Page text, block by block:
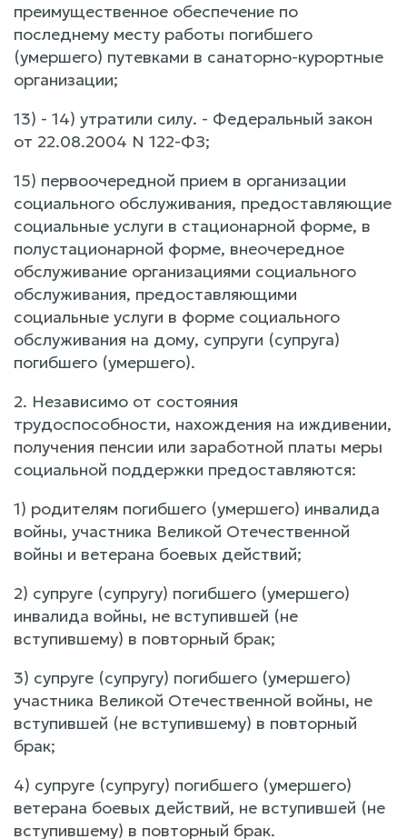
преимущественное обеспечение по
последнему месту работы погибшего
(умершего) путевками в санаторно-курортные
организации;
13) - 14) утратили силу. - Федеральный закон
от 22.08.2004 N 122-ФЗ;
15) первоочередной прием в организации
социального обслуживания, предоставляющие
социальные услуги в стационарной форме, в
полустационарной форме, внеочередное
обслуживание организациями социального
обслуживания, предоставляющими
социальные услуги в форме социального
обслуживания на дому, супруги (супруга)
погибшего (умершего).
2. Независимо от состояния
трудоспособности, нахождения на иждивении,
получения пенсии или заработной платы меры
социальной поддержки предоставляются:
1) родителям погибшего (умершего) инвалида
войны, участника Великой Отечественной
войны и ветерана боевых действий;
2) супруге (супругу) погибшего (умершего)
инвалида войны, не вступившей (не
вступившему) в повторный брак;
3) супруге (супругу) погибшего (умершего)
участника Великой Отечественной войны, не
вступившей (не вступившему) в повторный
брак;
4) супруге (супругу) погибшего (умершего)
ветерана боевых действий, не вступившей (не
вступившему) в повторный брак.